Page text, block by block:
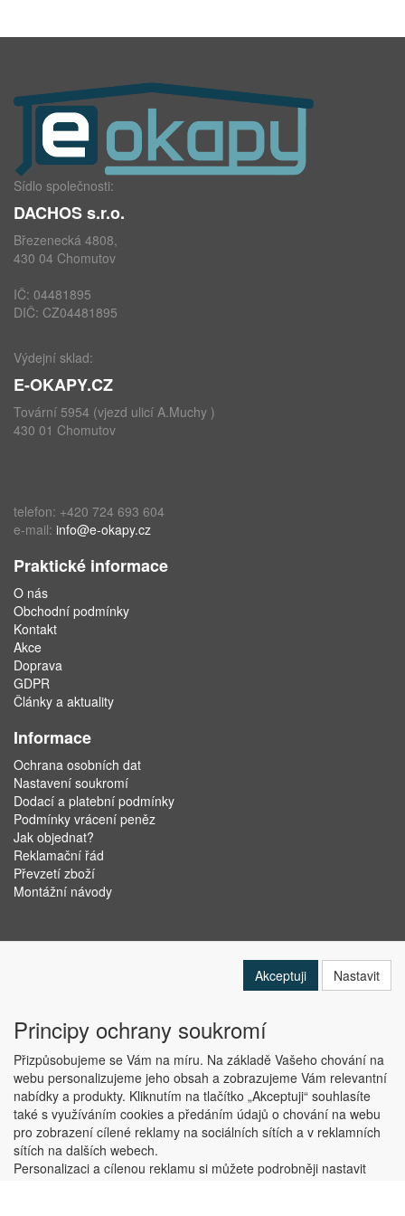
Sídlo společnosti:
DACHOS s.r.o.
Březenecká 4808,
430 04 Chomutov
IČ: 04481895
DIČ: CZ04481895
Výdejní sklad:
E-OKAPY.CZ
Tovární 5954 (vjezd ulicí A.Muchy )
430 01 Chomutov
telefon: +420 724 693 604
e-mail: info@e-okapy.cz
Praktické informace
O nás
Obchodní podmínky
Kontakt
Akce
Doprava
GDPR
Články a aktuality
Informace
Ochrana osobních dat
Nastavení soukromí
Dodací a platební podmínky
Podmínky vrácení peněz
Jak objednat?
Reklamační řád
Převzetí zboží
Montážní návody
Copyright © ABRA Software a.s. 2019
Akceptuji Nastavit
Principy ochrany soukromí
Přizpůsobujeme se Vám na míru. Na základě Vašeho chování na
webu personalizujeme jeho obsah a zobrazujeme Vám relevantní
nabídky a produkty. Kliknutím na tlačítko „Akceptuji“ souhlasíte
také s využíváním cookies a předáním údajů o chování na webu
pro zobrazení cílené reklamy na sociálních sítích a v reklamních
sítích na dalších webech.
Personalizaci a cílenou reklamu si můžete podrobněji nastavit